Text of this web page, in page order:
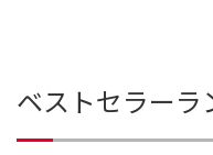
ベストセラーラ